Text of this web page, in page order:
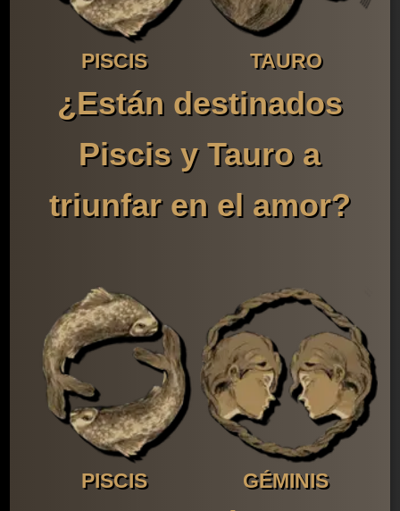
PISCIS TAURO
¿Están destinados
Piscis y Tauro a
triunfar en el amor?
PISCIS GÉMINIS